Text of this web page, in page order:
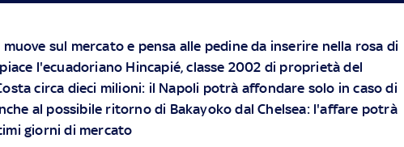
muove sul mercato e pensa alle pedine da inserire nella rosa di
l'ecuadoriano Hincapié, classe 2002 di proprietà del
circa dieci milioni: il Napoli potrà affondare solo in caso di
al possibile ritorno di Bakayoko dal Chelsea: l'affare potrà
giorni di mercato